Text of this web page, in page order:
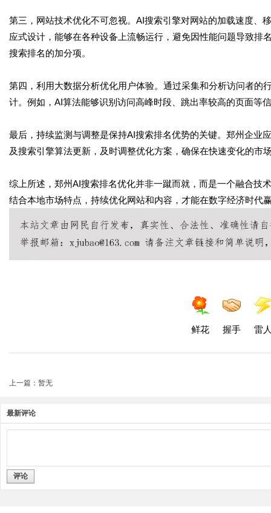
第三，网站技术优化不可忽视。AI搜索引擎对网站的加载速度、
应式设计，能够在各种设备上流畅运行，避免因性能问题导致
搜索排名的加分项。
第四，利用大数据分析优化用户体验。通过采集和分析访问者的
计。例如，AI算法能够识别访问高峰时段、跳出率较高的页面等
最后，持续监测与调整是保持AI搜索排名优势的关键。郑州企业
及搜索引擎算法更新，及时调整优化方案，确保在快速变化的市
综上所述，郑州AI搜索排名优化并非一蹴而就，而是一个融合技
结合本地市场特点，持续优化网站和内容，才能在数字经济时代
鲜花 握手 雷
上一篇：暂无
最新评论
评论